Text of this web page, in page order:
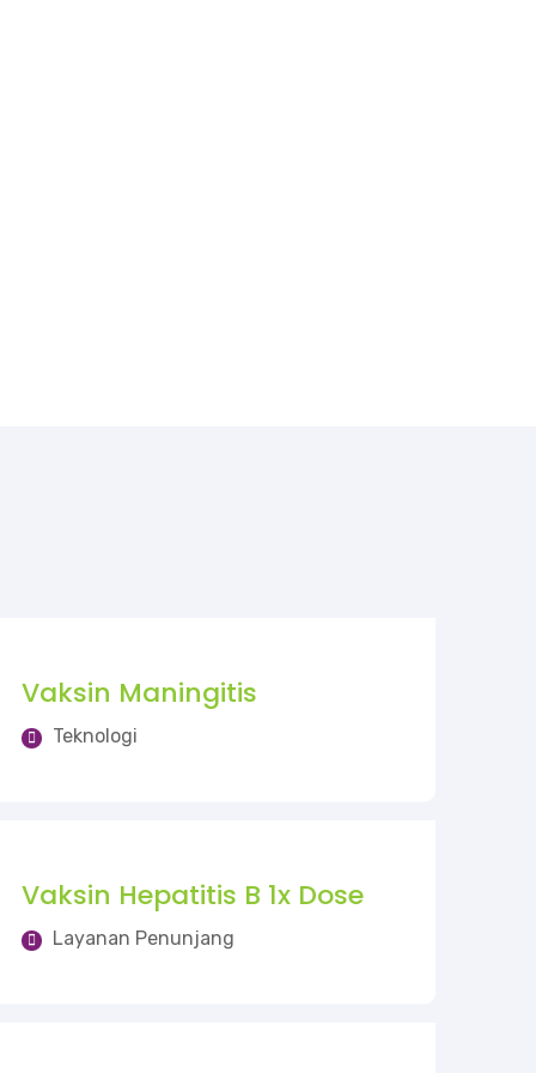
Vaksin Maningitis
Teknologi
Vaksin Hepatitis B 1x Dose
Layanan Penunjang